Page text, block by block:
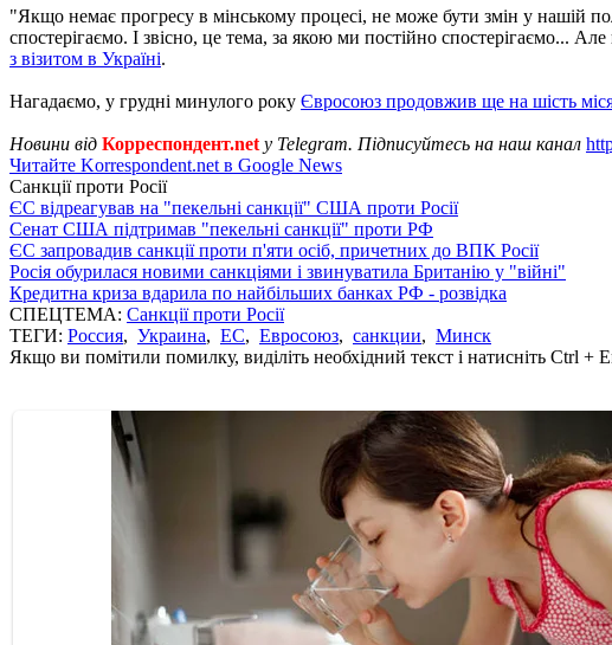
"Якщо немає прогресу в мінському процесі, не може бути змін у нашій
спостерігаємо. І звісно, це тема, за якою ми постійно спостерігаємо...
з візитом в Україні.
Нагадаємо, у грудні минулого року Євросоюз продовжив ще на шість
Новини від Корреспондент.net у Telegram. Підписуйтесь на наш канал
Читайте Korrespondent.net в Google News
Санкції проти Росії
ЄС відреагував на "пекельні санкції" США проти Росії
Сенат США підтримав "пекельні санкції" проти РФ
ЄС запровадив санкції проти п'яти осіб, причетних до ВПК Росії
Росія обурилася новими санкціями і звинуватила Британію у "війні"
Кредитна криза вдарила по найбільших банках РФ - розвідка
СПЕЦТЕМА: Санкції проти Росії
ТЕГИ: Россия, Украина, ЕС, Евросоюз, санкции, Минск
Якщо ви помітили помилку, виділіть необхідний текст і натисніть Ctrl